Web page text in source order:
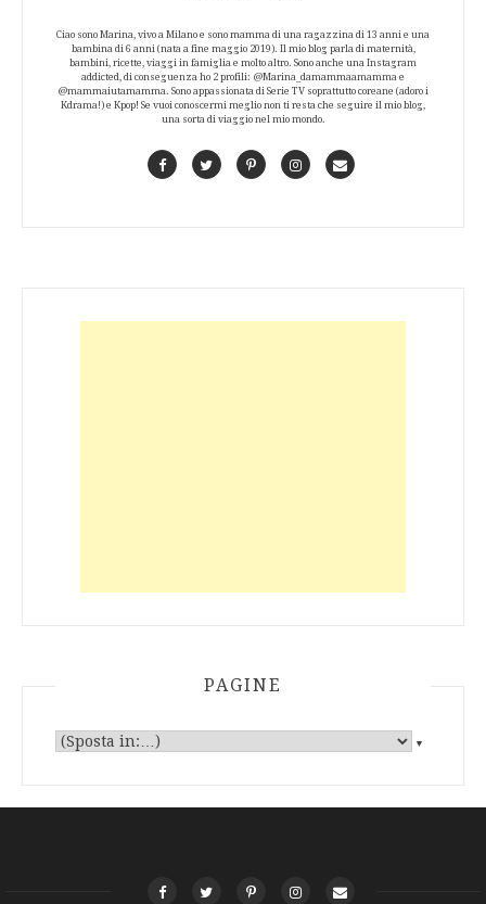
Ciao sono Marina, vivo a Milano e sono mamma di una ragazzina di 13 anni e una
bambina di 6 anni (nata a fine maggio 2019). Il mio blog parla di maternità,
bambini, ricette, viaggi in famiglia e molto altro. Sono anche una Instagram
addicted, di conseguenza ho 2 profili: @Marina_damammaamamma e
@mammaiutamamma. Sono appassionata di Serie TV soprattutto coreane (adoro i
Kdrama!) e Kpop! Se vuoi conoscermi meglio non ti resta che seguire il mio blog,
una sorta di viaggio nel mio mondo.
FacebookTwitterPinterestInstagramContact
PAGINE
▼